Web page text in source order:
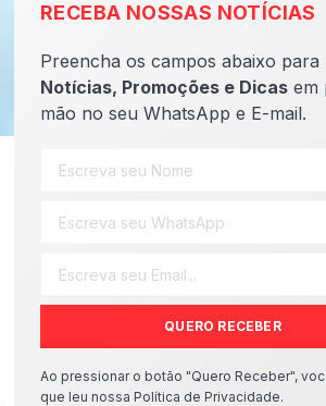
RECEBA NOSSAS NOTÍCIAS
Preencha os campos abaixo
Notícias, Promoções e Dicas em
mão no seu WhatsApp e E-mail.
QUERO RECEBER
Ao pressionar o botão "Quero Receber",
que leu nossa Política de Privacidade.